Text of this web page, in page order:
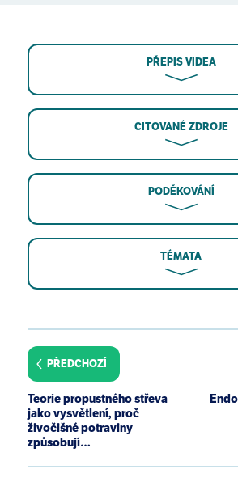
PŘEPIS VIDEA
CITOVANÉ ZDROJE
PODĚKOVÁNÍ
TÉMATA
novel mechanism of postprandial
J Clin Nutr. 2007 Nov; 86(5):1286-92.
Erridge C. The capacity of foodstuffs
innate immune activation of human
vitro is dependent on food content of
Toll-like receptors 2 and 4. Br J Nutr.
PŘEDCHOZÍ
Teorie propustného střeva
jako vysvětlení, proč
živočišné potraviny
způsobují…